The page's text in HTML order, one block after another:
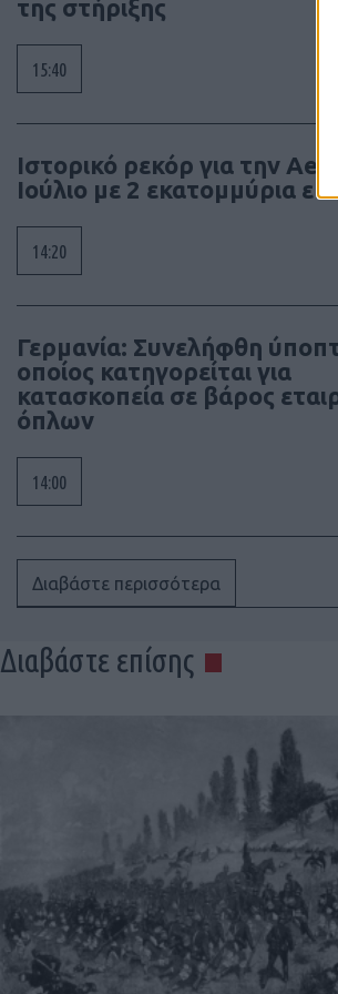
της στήριξης
15:40
Ιστορικό ρεκόρ για την
Ιούλιο με 2 εκατομμύρια
14:20
Γερμανία: Συνελήφθη
οποίος κατηγορείται για
κατασκοπεία σε βάρος
όπλων
14:00
Διαβάστε περισσότερα
Διαβάστε επίσης